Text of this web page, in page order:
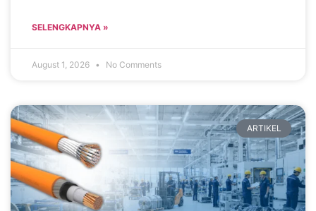
SELENGKAPNYA »
August 1, 2026 No Comments
ARTIKEL